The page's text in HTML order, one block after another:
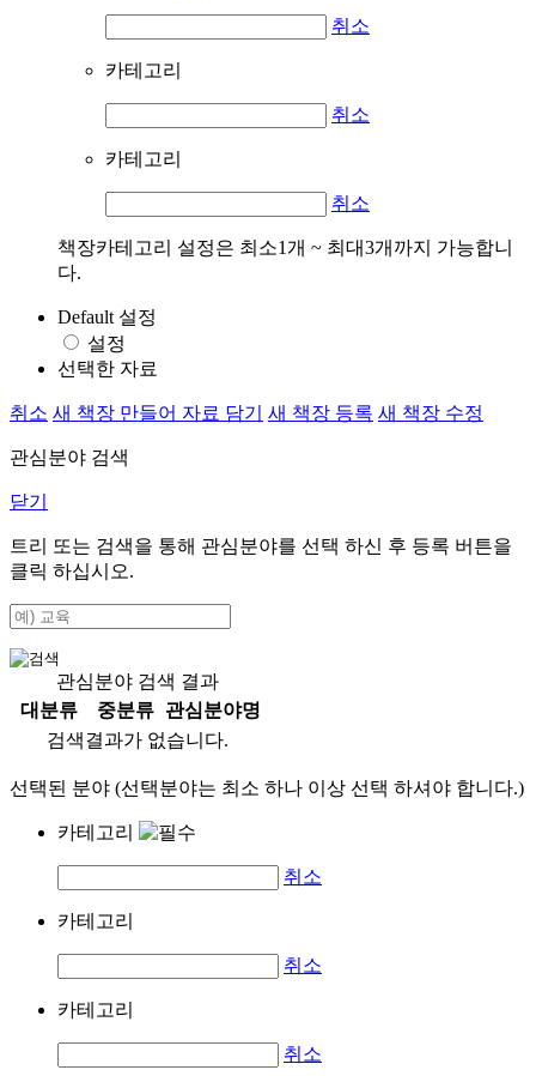
취소
카테고리
취소
카테고리
취소
책장카테고리 설정은 최소1개 ~ 최대3개까지 가능합니
다.
Default 설정
설정
선택한 자료
취소 새 책장 만들어 자료 담기 새 책장 등록 새 책장 수정
관심분야 검색
닫기
트리 또는 검색을 통해 관심분야를 선택 하신 후 등록 버튼을
클릭 하십시오.
관심분야 검색 결과
대분류
중분류
관심분야명
검색결과가 없습니다.
선택된 분야 (선택분야는 최소 하나 이상 선택 하셔야 합니다.)
카테고리
취소
카테고리
취소
카테고리
취소